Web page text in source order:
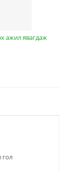
ажил явагдаж
гол